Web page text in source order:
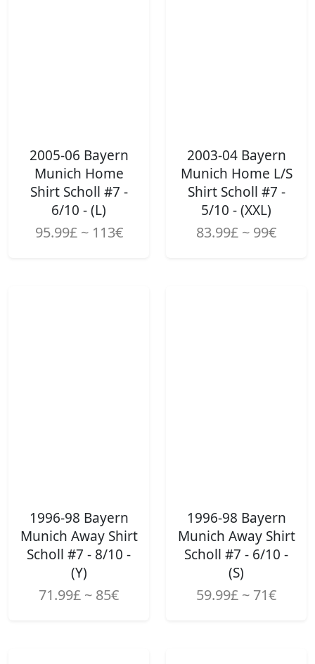
2005-06 Bayern
Munich Home
Shirt Scholl #7 -
6/10 - (L)
95.99£ ~ 113€
2003-04 Bayern
Munich Home L/S
Shirt Scholl #7 -
5/10 - (XXL)
83.99£ ~ 99€
1996-98 Bayern
Munich Away Shirt
Scholl #7 - 8/10 -
(Y)
71.99£ ~ 85€
1996-98 Bayern
Munich Away Shirt
Scholl #7 - 6/10 -
(S)
59.99£ ~ 71€